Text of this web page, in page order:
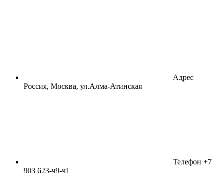
Адрес
Россия, Москва, ул.Алма-Атинская
Телефон +7
903 623-ч9-чI